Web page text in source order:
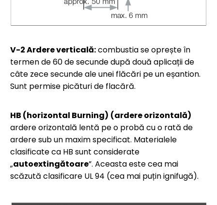
V-2 Ardere verticală:combustia se oprește în
termen de 60 de secunde după două aplicații de
câte zece secunde ale unei flăcări pe un eșantion.
Sunt permise picături de flacără.
HB (horizontal Burning) (ardere orizontală)
ardere orizontală lentă pe o probă cu o rată de
ardere sub un maxim specificat. Materialele
clasificate ca HB sunt considerate
„autoextingătoare”. Aceasta este cea mai
scăzută clasificare UL 94 (cea mai puțin ignifugă).